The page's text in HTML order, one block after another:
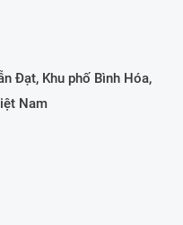
Đạt, Khu phố Bình Hóa,
Nam